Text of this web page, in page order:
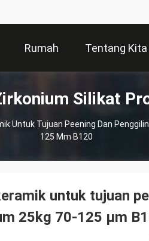
Rumah Tentang Kita
Silikat
Untuk Tujuan Peening Dan
125 Μm B120
untuk tujuan
25kg 70-125 μm